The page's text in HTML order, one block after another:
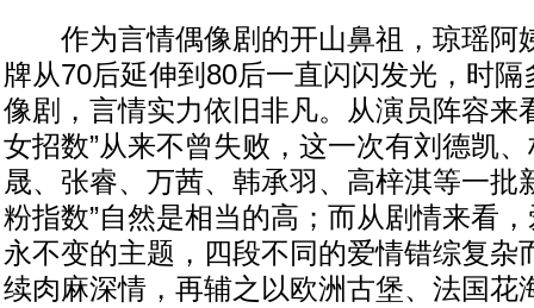
作为言情偶像剧的开山鼻祖，琼瑶阿
牌从70后延伸到80后一直闪闪发光，时
像剧，言情实力依旧非凡。从演员阵容来
女招数”从来不曾失败，这一次有刘德凯
晟、张睿、万茜、韩承羽、高梓淇等一批
粉指数”自然是相当的高；而从剧情来看
永不变的主题，四段不同的爱情错综复杂
续肉麻深情，再辅之以欧洲古堡、法国花